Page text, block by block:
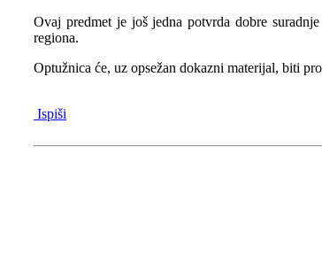
Ovaj predmet je još jedna potvrda dobre
regiona.
Optužnica će, uz opsežan dokazni materijal, biti
Ispiši